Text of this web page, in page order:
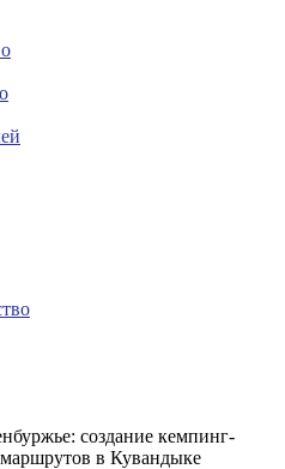
создание кемпинг-
в Кувандыке